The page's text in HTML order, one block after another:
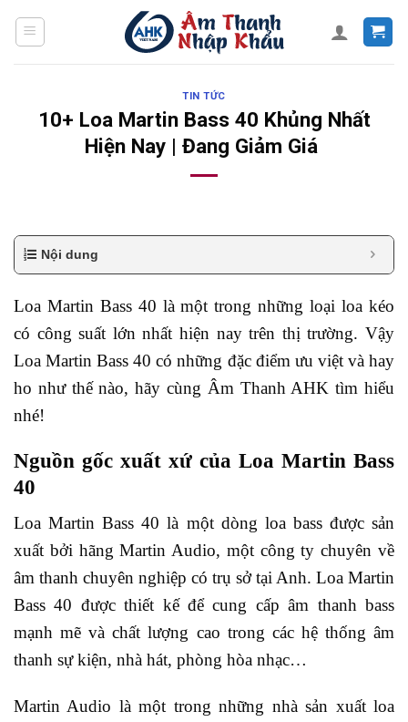
TIN TỨC
10+ Loa Martin Bass 40 Khủng Nhất
Hiện Nay | Đang Giảm Giá
Nội dung
Loa Martin Bass 40 là một trong những loại loa kéo
có công suất lớn nhất hiện nay trên thị trường. Vậy
Loa Martin Bass 40 có những đặc điểm ưu việt và hay
ho như thế nào, hãy cùng Âm Thanh AHK tìm hiểu
nhé!
Nguồn gốc xuất xứ của Loa Martin Bass
40
Loa Martin Bass 40 là một dòng loa bass được sản
xuất bởi hãng Martin Audio, một công ty chuyên về
âm thanh chuyên nghiệp có trụ sở tại Anh. Loa Martin
Bass 40 được thiết kế để cung cấp âm thanh bass
mạnh mẽ và chất lượng cao trong các hệ thống âm
thanh sự kiện, nhà hát, phòng hòa nhạc…
Martin Audio là một trong những nhà sản xuất loa